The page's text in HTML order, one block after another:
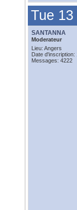
Tue
SANTANNA
Moderateur
Lieu: Angers
Date d'inscription:
Messages: 4222